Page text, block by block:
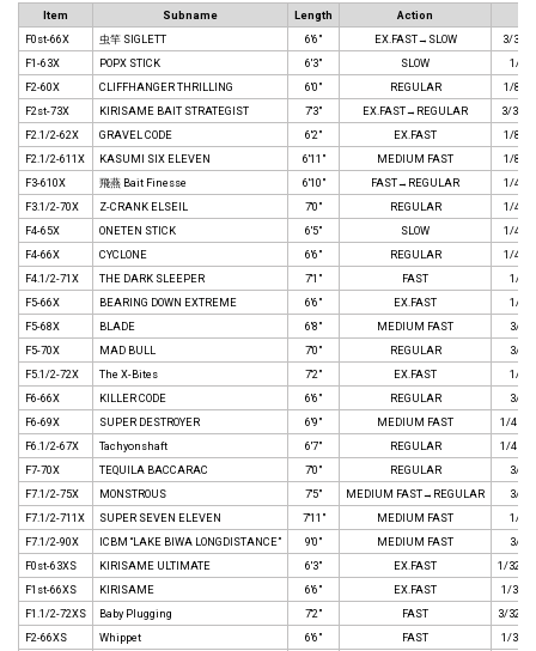
Item Subname Length Action
F0st-66X
虫竿 SIGLETT 6'6" EX.FAST→SLOW
3/32-
F1-63X
POPX STICK 6'3" SLOW
1/8 -
F2-60X
CLIFFHANGER THRILLING 6'0" REGULAR
1/8 -
F2st-73X
KIRISAME BAIT STRATEGIST 7'3" EX.FAST→REGULAR
3/32 -
F2.1/2-62X
GRAVEL CODE 6'2" EX.FAST
1/8 -
F2.1/2-611X
KASUMI SIX ELEVEN 6'11" MEDIUM FAST
1/8 -
F3-610X
飛燕 Bait Finesse 6'10" FAST→REGULAR
1/4 -
F3.1/2-70X
Z-CRANK ELSEIL 7'0" REGULAR
1/4 -
F4-65X
ONETEN STICK 6'5" SLOW
1/4 -
F4-66X
CYCLONE 6'6" REGULAR
1/4 -
F4.1/2-71X
THE DARK SLEEPER 7'1" FAST
1/4 -
F5-66X
BEARING DOWN EXTREME 6'6" EX.FAST
1/4 -
F5-68X
BLADE 6'8" MEDIUM FAST
3/8 -
F5-70X
MAD BULL 7'0" REGULAR
3/8 -
F5.1/2-72X
The X-Bites 7'2" EX.FAST
1/4 -
F6-66X
KILLER CODE 6'6" REGULAR
3/8 -
F6-69X
SUPER DESTROYER 6'9" MEDIUM FAST
1/4 -
F6.1/2-67X
Tachyonshaft 6'7" REGULAR
1/4 -
F7-70X
TEQUILA BACCARAC 7'0" REGULAR
3/4 -
F7.1/2-75X
MONSTROUS 7'5" MEDIUM FAST→REGULAR
3/4 -
F7.1/2-711X
SUPER SEVEN ELEVEN 7'11" MEDIUM FAST
1/2 -
F7.1/2-90X
ICBM “LAKE BIWA LONGDISTANCE” 9'0" MEDIUM FAST
3/8 -
F0st-63XS
KIRISAME ULTIMATE 6'3" EX.FAST
1/32 -
F1st-66XS
KIRISAME 6'6" EX.FAST
1/32 -
F1.1/2-72XS
Baby Plugging 7'2" FAST
3/32 -
F2-66XS
Whippet 6'6" FAST
1/32 -